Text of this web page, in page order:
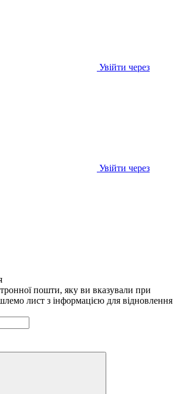
Увійти через
Увійти через
пошти, яку ви вказували при
лист з інформацією для відновлення